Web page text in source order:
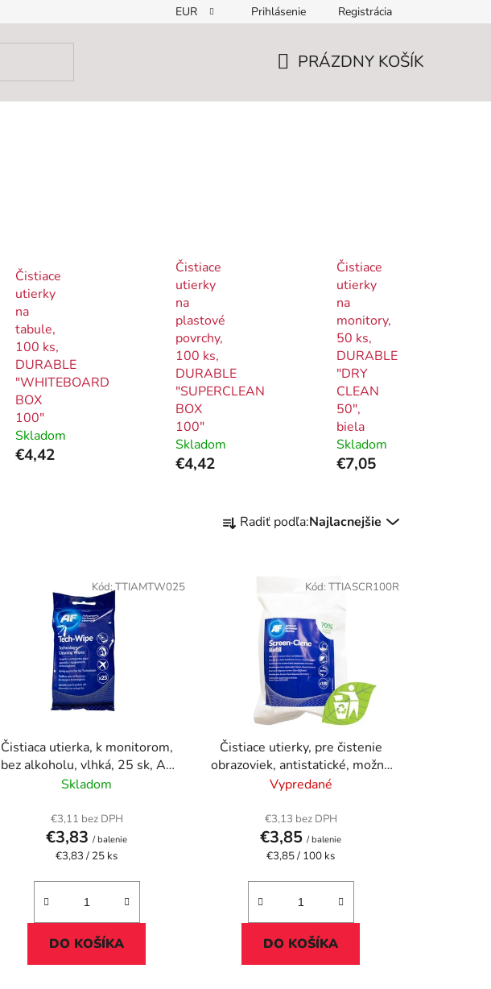
EUR Prihlásenie Registrácia
PRÁZDNY KOŠÍK
Čistiace
utierky
na
tabule,
100 ks,
DURABLE
"WHITEBOARD
BOX
100"
Skladom
€4,42
Čistiace
utierky
na
plastové
povrchy,
100 ks,
DURABLE
"SUPERCLEAN
BOX
100"
Skladom
€4,42
Čistiace
utierky
na
monitory,
50 ks,
DURABLE
"DRY
CLEAN
50",
biela
Skladom
€7,05
a
u
k
Radiť podľa:Najlacnejšie
Čistiaca utierka, k monitorom,
bez alkoholu, vlhká, 25 sk, AF
"Tech-wipes"
Skladom
€3,11 bez DPH
€3,83/ balenie
Jednotková
€3,83 / 25 ks
DO KOŠÍKA
Kód:TTIAMTW025
Čistiace utierky, pre čistenie
obrazoviek, antistatické, možno
doplniť, 100 ks, AF "Screen-
Vypredané
€3,13 bez DPH
€3,85/ balenie
Jednotková
€3,85 / 100 ks
DO KOŠÍKA
Kód: TTIASCR100R